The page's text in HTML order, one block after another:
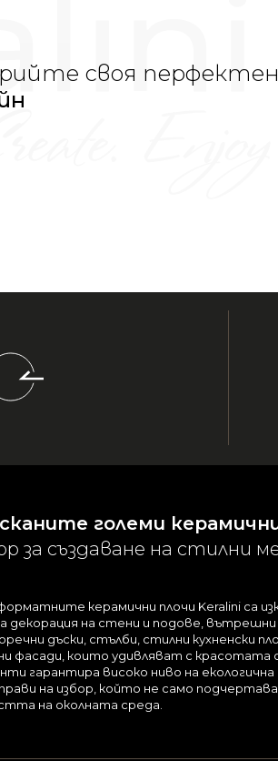
своя перфектен
големи
за създаване на стилни
керамични плочи Keralini са
декорация на стени и подове,
дъски, стълби, стилни кухненски
фасади, които удивляват с красотата
гарантира високо ниво на
на избор, който не само
на околната среда.